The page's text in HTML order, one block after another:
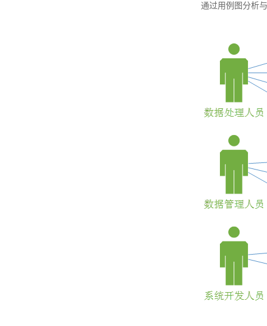
通过用例图分析